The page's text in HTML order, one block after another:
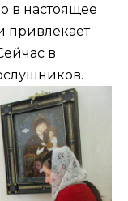
в настоящее
привлекает
в